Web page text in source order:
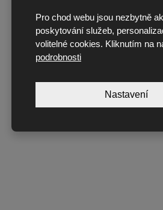
Pro chod webu jsou nezbytně
poskytování služeb,
volitelné cookies. Kliknutím na
podrobnosti
Nastavení